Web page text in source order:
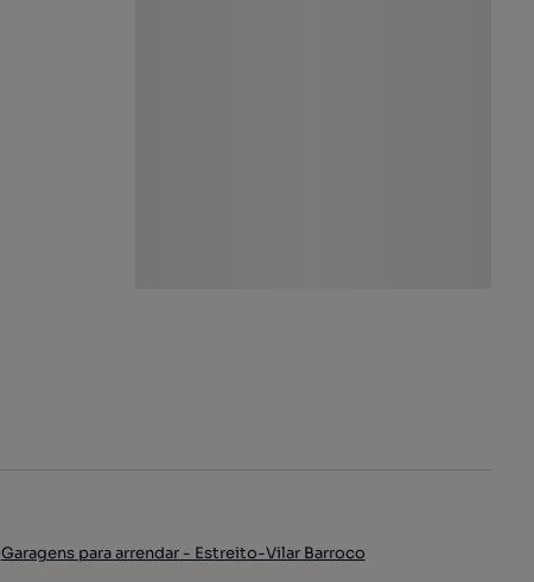
Garagens para arrendar - Estreito-Vilar Barroco